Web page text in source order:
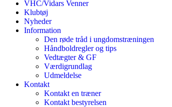
VHC/Vidars Venner
Klubtøj
Nyheder
Information
Den røde tråd i ungdomstræningen
Håndboldregler og tips
Vedtægter & GF
Værdigrundlag
Udmeldelse
Kontakt
Kontakt en træner
Kontakt bestyrelsen